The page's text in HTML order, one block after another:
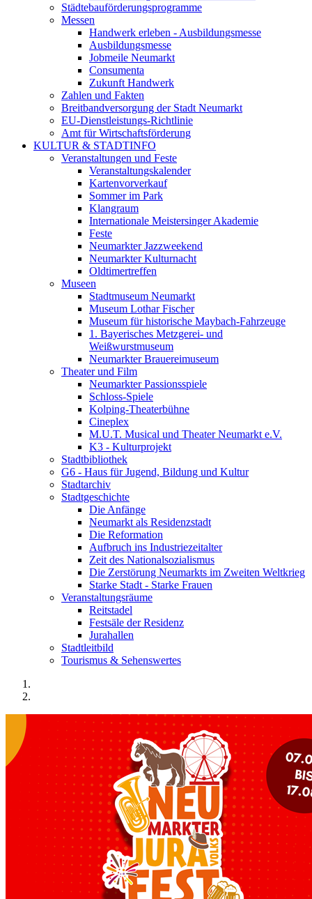
Städtebauförderungsprogramme
Messen
Handwerk erleben - Ausbildungsmesse
Ausbildungsmesse
Jobmeile Neumarkt
Consumenta
Zukunft Handwerk
Zahlen und Fakten
Breitbandversorgung der Stadt Neumarkt
EU-Dienstleistungs-Richtlinie
Amt für Wirtschaftsförderung
KULTUR & STADTINFO
Veranstaltungen und Feste
Veranstaltungskalender
Kartenvorverkauf
Sommer im Park
Klangraum
Internationale Meistersinger Akademie
Feste
Neumarkter Jazzweekend
Neumarkter Kulturnacht
Oldtimertreffen
Museen
Stadtmuseum Neumarkt
Museum Lothar Fischer
Museum für historische Maybach-Fahrzeuge
1. Bayerisches Metzgerei- und
Weißwurstmuseum
Neumarkter Brauereimuseum
Theater und Film
Neumarkter Passionsspiele
Schloss-Spiele
Kolping-Theaterbühne
Cineplex
M.U.T. Musical und Theater Neumarkt e.V.
K3 - Kulturprojekt
Stadtbibliothek
G6 - Haus für Jugend, Bildung und Kultur
Stadtarchiv
Stadtgeschichte
Die Anfänge
Neumarkt als Residenzstadt
Die Reformation
Aufbruch ins Industriezeitalter
Zeit des Nationalsozialismus
Die Zerstörung Neumarkts im Zweiten Weltkrieg
Starke Stadt - Starke Frauen
Veranstaltungsräume
Reitstadel
Festsäle der Residenz
Jurahallen
Stadtleitbild
Tourismus & Sehenswertes